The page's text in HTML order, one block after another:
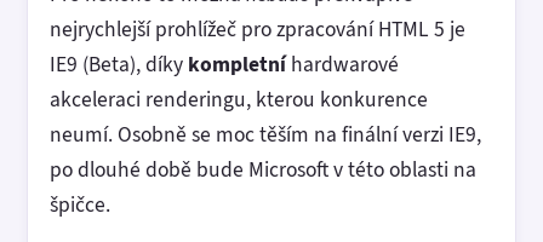
nejrychlejší prohlížeč pro zpracování HTML 5 je
IE9 (Beta), díky kompletníhardwarové
akceleraci renderingu, kterou konkurence
neumí. Osobně se moc těším na finální verzi IE9,
po dlouhé době bude Microsoft v této oblasti na
špičce.